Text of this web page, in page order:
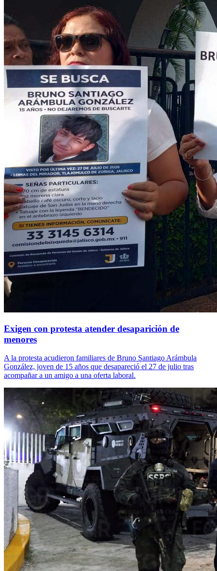
Exigen con protesta atender desaparición de
menores
A la protesta acudieron familiares de Bruno Santiago Arámbula
González, joven de 15 años que desapareció el 27 de julio tras
acompañar a un amigo a una oferta laboral.